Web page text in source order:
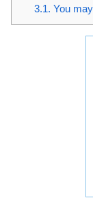
3.1. You